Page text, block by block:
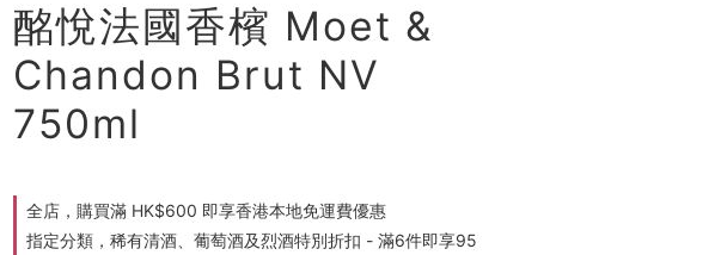
酩悅法國香檳 Moet &
Chandon Brut NV
750ml
全店，購買滿 HK$600 即享香港本地免運費優惠
指定分類，稀有清酒、葡萄酒及烈酒特別折扣 - 滿6件即享95